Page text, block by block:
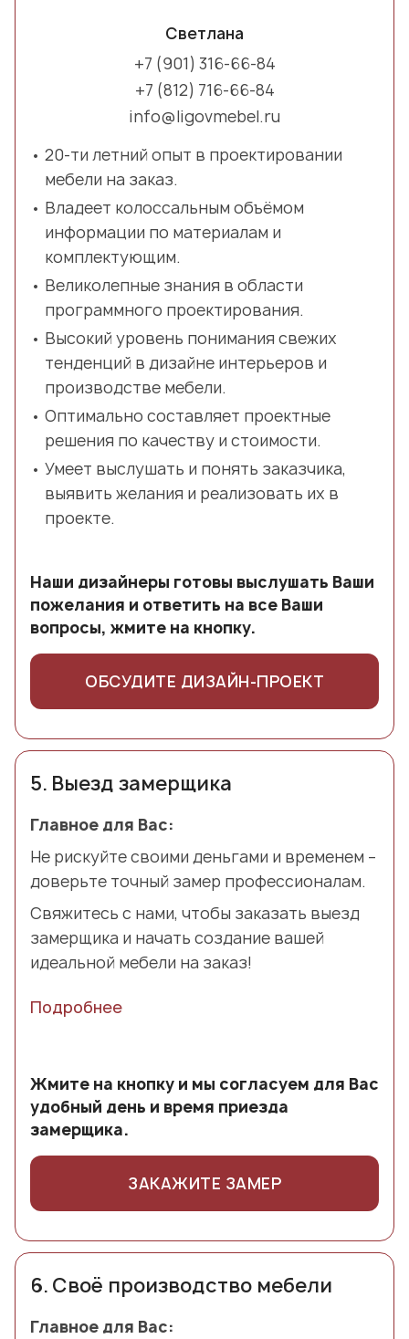
Светлана
+7 (901) 316-66-84
+7 (812) 716-66-84
info@ligovmebel.ru
20-ти летний опыт в проектировании
мебели на заказ.
Владеет колоссальным объёмом
информации по материалам и
комплектующим.
Великолепные знания в области
программного проектирования.
Высокий уровень понимания свежих
тенденций в дизайне интерьеров и
производстве мебели.
Оптимально составляет проектные
решения по качеству и стоимости.
Умеет выслушать и понять заказчика,
выявить желания и реализовать их в
проекте.
Наши дизайнеры готовы выслушать Ваши
пожелания и ответить на все Ваши
вопросы, жмите на кнопку.
ОБСУДИТЕ ДИЗАЙН-ПРОЕКТ
5. Выезд замерщика
Главное для Вас:
Не рискуйте своими деньгами и временем –
доверьте точный замер профессионалам.
Свяжитесь с нами, чтобы заказать выезд
замерщика и начать создание вашей
идеальной мебели на заказ!
Подробнее
Жмите на кнопку и мы согласуем для Вас
удобный день и время приезда
замерщика.
ЗАКАЖИТЕ ЗАМЕР
6. Своё производство мебели
Главное для Вас: